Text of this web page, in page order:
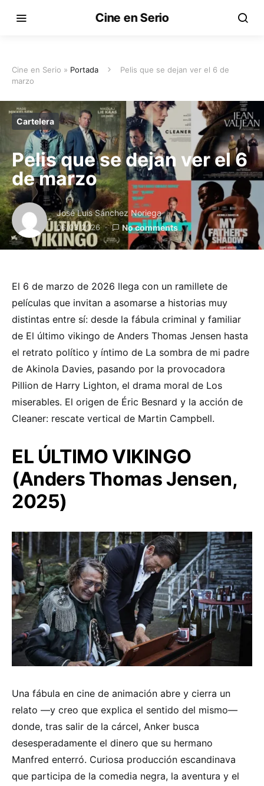
Cine en Serio
Cine en Serio » Portada
Pelis que se dejan ver el 6 de
marzo
Cartelera
Pelis que se dejan ver el 6
de marzo
José Luis Sánchez Noriega
06/03/2026 No comments
El 6 de marzo de 2026 llega con un ramillete de
películas que invitan a asomarse a historias muy
distintas entre sí: desde la fábula criminal y familiar
de El último vikingo de Anders Thomas Jensen hasta
el retrato político y íntimo de La sombra de mi padre
de Akinola Davies, pasando por la provocadora
Pillion de Harry Lighton, el drama moral de Los
miserables. El origen de Éric Besnard y la acción de
Cleaner: rescate vertical de Martin Campbell.
EL ÚLTIMO VIKINGO
(Anders Thomas Jensen,
2025)
Una fábula en cine de animación abre y cierra un
relato —y creo que explica el sentido del mismo—
donde, tras salir de la cárcel, Anker busca
desesperadamente el dinero que su hermano
Manfred enterró. Curiosa producción escandinava
que participa de la comedia negra, la aventura y el